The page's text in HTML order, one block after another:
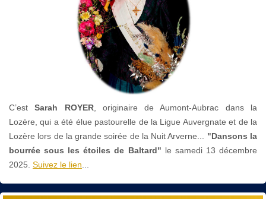
C’estSarah ROYER, originaire de Aumont-Aubrac dans la
Lozère, qui a été élue pastourelle de la Ligue Auvergnate et de la
Lozère lors de la grande soirée de la Nuit Arverne... "Dansons la
bourrée sous les étoiles de Baltard" le samedi 13 décembre
2025. Suivez le lien...